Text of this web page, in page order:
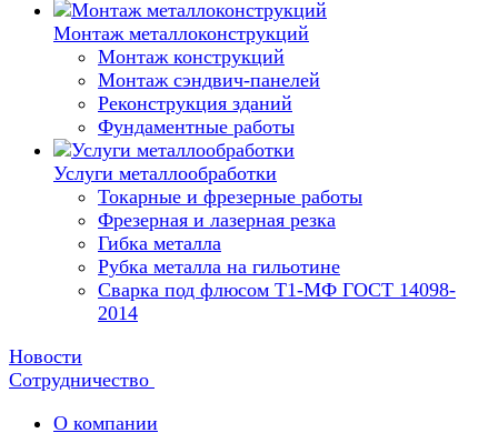
Монтаж металлоконструкций
Монтаж конструкций
Монтаж сэндвич-панелей
Реконструкция зданий
Фундаментные работы
Услуги металлообработки
Токарные и фрезерные работы
Фрезерная и лазерная резка
Гибка металла
Рубка металла на гильотине
Сварка под флюсом Т1-МФ ГОСТ 14098-
2014
Новости
Сотрудничество
О компании